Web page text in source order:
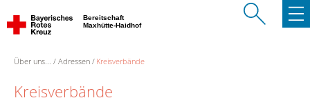
Bereitschaft
Maxhütte-Haidhof
Über uns... Adressen Kreisverbände
Kreisverbände